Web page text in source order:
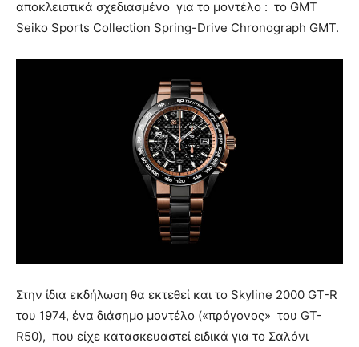
αποκλειστικά σχεδιασμένο για το μοντέλο : το GMT
Seiko Sports Collection Spring-Drive Chronograph GMT.
Στην ίδια εκδήλωση θα εκτεθεί και το Skyline 2000 GT-R
του 1974, ένα διάσημο μοντέλο («πρόγονος» του GT-
R50), που είχε κατασκευαστεί ειδικά για το Σαλόνι